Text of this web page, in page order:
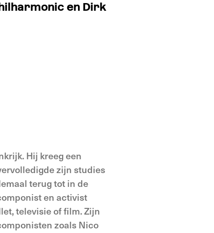
en Dirk
Hij kreeg een
zijn studies
terug tot in de
en activist
televisie of film. Zijn
zoals Nico